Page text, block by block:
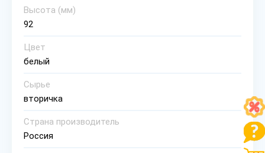
Высота (мм)
92
Цвет
белый
Сырье
вторичка
Страна производитель
Россия